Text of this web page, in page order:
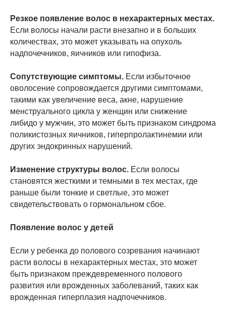
Резкое появление волос в нехарактерных местах.
Если волосы начали расти внезапно и в больших
количествах, это может указывать на опухоль
надпочечников, яичников или гипофиза.
Сопутствующие симптомы. Если избыточное
оволосение сопровождается другими симптомами,
такими как увеличение веса, акне, нарушение
менструального цикла у женщин или снижение
либидо у мужчин, это может быть признаком синдрома
поликистозных яичников, гиперпролактинемии или
других эндокринных нарушений.
Изменение структуры волос. Если волосы
становятся жесткими и темными в тех местах, где
раньше были тонкие и светлые, это может
свидетельствовать о гормональном сбое.
Появление волос у детей
Если у ребенка до полового созревания начинают
расти волосы в нехарактерных местах, это может
быть признаком преждевременного полового
развития или врожденных заболеваний, таких как
врожденная гиперплазия надпочечников.